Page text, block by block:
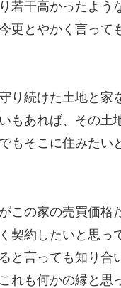
若干高かったよう
更とやかく言って
り続けた土地と家
もあれば、その土
もそこに住みたい
この家の売買価格
契約したいと思っ
と言っても知り合
れも何かの縁と思